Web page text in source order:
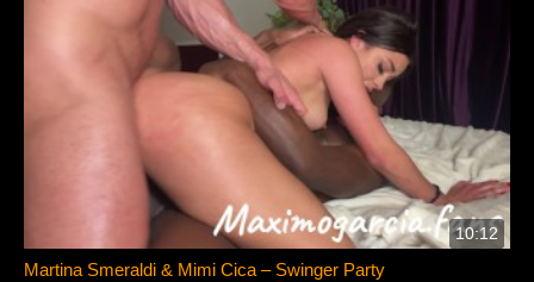
10:12
Martina Smeraldi & Mimi Cica – Swinger Party